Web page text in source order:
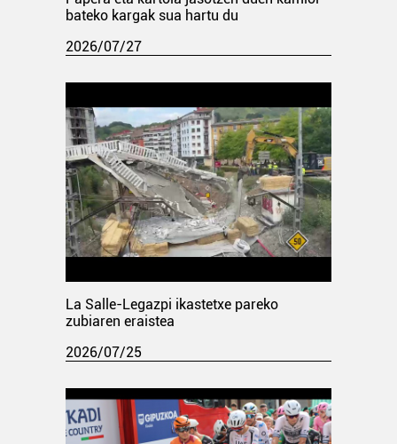
bateko kargak sua hartu du
2026/07/27
La Salle-Legazpi ikastetxe pareko
zubiaren eraistea
2026/07/25